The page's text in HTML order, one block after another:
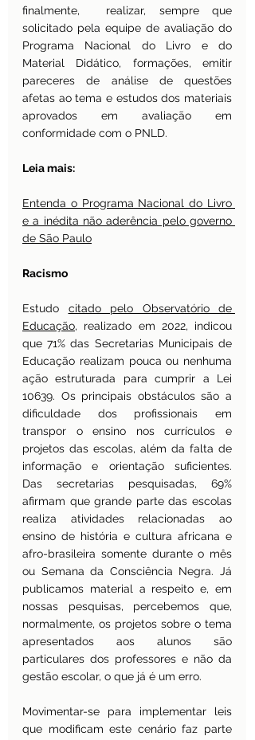
finalmente,  realizar, sempre que
solicitado pela equipe de avaliação do
Programa Nacional do Livro e do
Material Didático, formações, emitir
pareceres de análise de questões
afetas ao tema e estudos dos materiais
aprovados em avaliação em
conformidade com o PNLD.
Leia mais:
Entenda o Programa Nacional do Livro
e a inédita não aderência pelo governo
de São Paulo
Racismo
Estudo citado pelo Observatório de
Educação, realizado em 2022, indicou
que 71% das Secretarias Municipais de
Educação realizam pouca ou nenhuma
ação estruturada para cumprir a Lei
10639. Os principais obstáculos são a
dificuldade dos profissionais em
transpor o ensino nos currículos e
projetos das escolas, além da falta de
informação e orientação suficientes.
Das secretarias pesquisadas, 69%
afirmam que grande parte das escolas
realiza atividades relacionadas ao
ensino de história e cultura africana e
afro-brasileira somente durante o mês
ou Semana da Consciência Negra. Já
publicamos material a respeito e, em
nossas pesquisas, percebemos que,
normalmente, os projetos sobre o tema
apresentados aos alunos são
particulares dos professores e não da
gestão escolar, o que já é um erro.
Movimentar-se para implementar leis
que modificam este cenário faz parte